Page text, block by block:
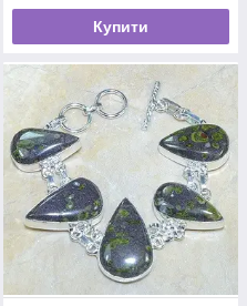
Купити